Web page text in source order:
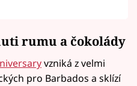
rumu a čokolády
vzniká z velmi
pro Barbados a sklízí